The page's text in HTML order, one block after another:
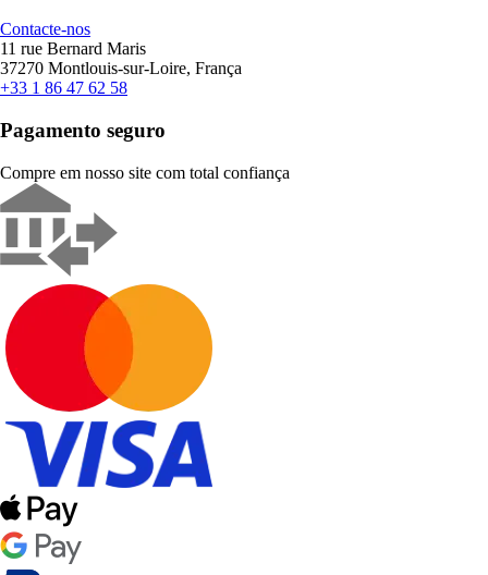
Contacte-nos
11 rue Bernard Maris
37270 Montlouis-sur-Loire, França
+33 1 86 47 62 58
Pagamento seguro
Compre em nosso site com total confiança